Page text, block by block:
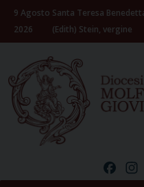
Skip
content
9 Agosto
2026
Santa Teresa
(Edith) Stein, vergine